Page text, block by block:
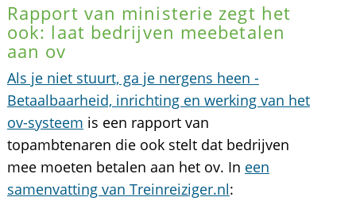
Rapport van ministerie zegt het
ook: laat bedrijven meebetalen
aan ov
Als je niet stuurt, ga je nergens heen -
Betaalbaarheid, inrichting en werking van het
ov-systeem is een rapport van
topambtenaren die ook stelt dat bedrijven
mee moeten betalen aan het ov. In een
samenvatting van Treinreiziger.nl: